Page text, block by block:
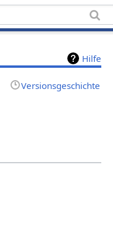
Hilfe
Versionsgeschichte